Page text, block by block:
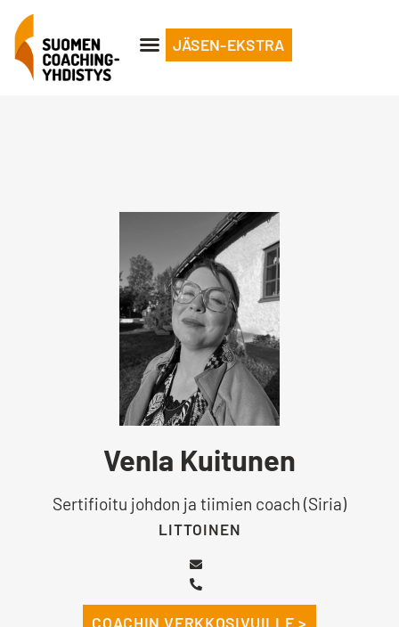
JÄSEN-EKSTRA
Venla Kuitunen
Sertifioitu johdon ja tiimien coach (Siria)
LITTOINEN
COACHIN VERKKOSIVUILLE >